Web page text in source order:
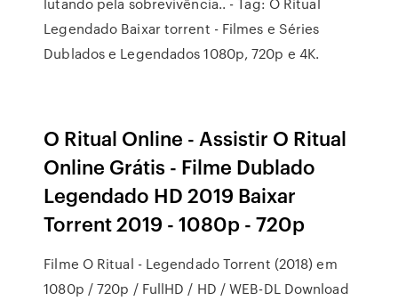
Legendado Baixar torrent - Filmes e Séries
Dublados e Legendados 1080p, 720p e 4K.
O Ritual Online - Assistir O Ritual
Online Grátis - Filme Dublado
Legendado HD 2019 Baixar
Torrent 2019 - 1080p - 720p
Filme O Ritual - Legendado Torrent (2018) em
1080p / 720p / FullHD / HD / WEB-DL Download